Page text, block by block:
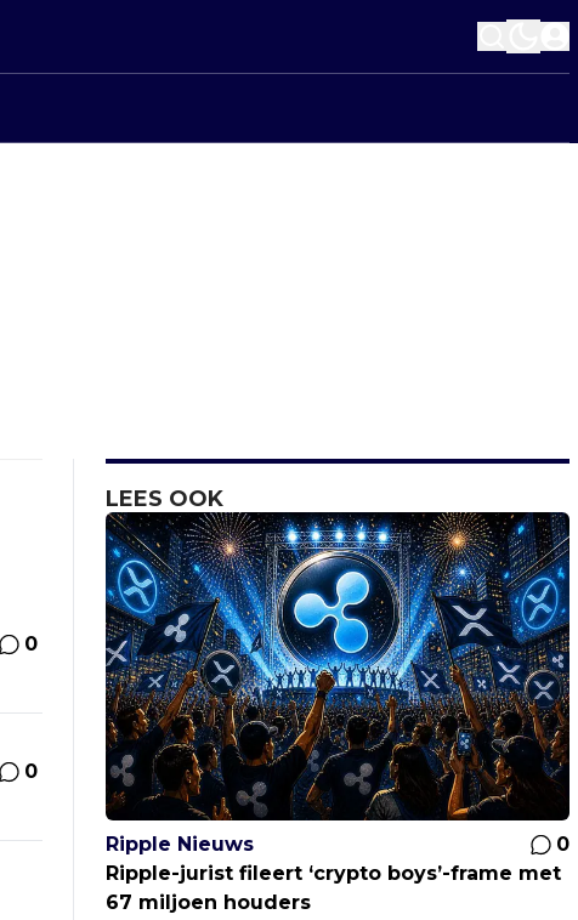
0
0
LEES OOK
Ripple Nieuws
0
Ripple-jurist fileert ‘crypto boys’-frame met
67 miljoen houders